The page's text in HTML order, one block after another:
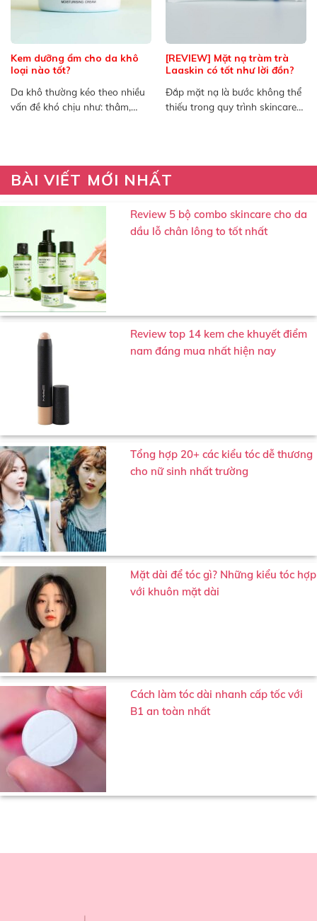
Kem dưỡng ẩm cho da khô
loại nào tốt?
Da khô thường kéo theo nhiều
vấn đề khó chịu như: thâm,
[REVIEW] Mặt nạ tràm trà
Laaskin có tốt như lời đồn?
Đắp mặt nạ là bước không thể
thiếu trong quy trình skincare
BÀI VIẾT MỚI NHẤT
Review 5 bộ combo skincare cho da
dầu lỗ chân lông to tốt nhất
Review top 14 kem che khuyết điểm
nam đáng mua nhất hiện nay
Tổng hợp 20+ các kiểu tóc dễ thương
cho nữ sinh nhất trường
Mặt dài để tóc gì? Những kiểu tóc hợp
với khuôn mặt dài
Cách làm tóc dài nhanh cấp tốc với
B1 an toàn nhất